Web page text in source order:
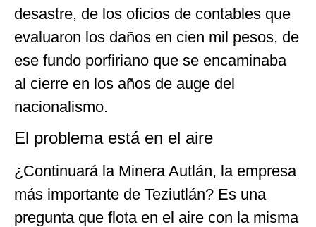
desastre, de los oficios de contables que
evaluaron los daños en cien mil pesos, de
ese fundo porfiriano que se encaminaba
al cierre en los años de auge del
nacionalismo.
El problema está en el aire
¿Continuará la Minera Autlán, la empresa
más importante de Teziutlán? Es una
pregunta que flota en el aire con la misma